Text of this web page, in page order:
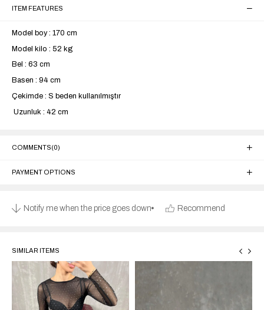
ITEM FEATURES
Model boy : 170 cm
Model kilo : 52 kg
Bel : 63 cm
Basen : 94 cm
Çekimde : S beden kullanılmıştır
Uzunluk : 42 cm
COMMENTS(0)
PAYMENT OPTIONS
Notify me when the price goes down Recommend
SIMILAR ITEMS